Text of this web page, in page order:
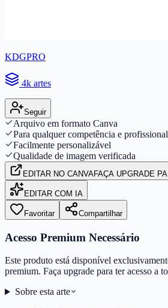
KDGPRO
4k artes
Seguir
Arquivo em formato Canva
Para qualquer competência e profissional
Facilmente personalizável
Qualidade de imagem verificada
EDITAR NO CANVAFAÇA UPGRADE
EDITAR COM IA
Favoritar Compartilhar
Acesso Premium Necessário
Este produto está disponível
premium. Faça upgrade para ter acesso a
Sobre esta arte